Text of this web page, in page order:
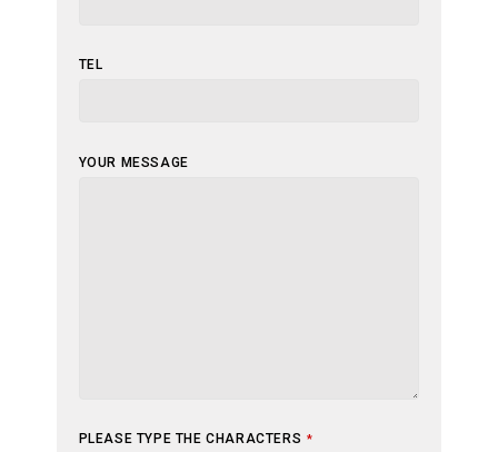
TEL
EMAIL
YOUR MESSAGE
PLEASE TYPE THE CHARACTERS *